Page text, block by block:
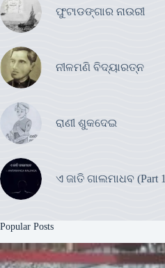
ଫୁଟାଡଙ୍ଗାର ନାଉରୀ
ନୀଳମଣି ବିଦ୍ୟାରତ୍ନ
ରାଣୀ ଶୁକଦେଇ
ଏ ଜାତି ଗାଲମାଧବ (Part
Popular Posts